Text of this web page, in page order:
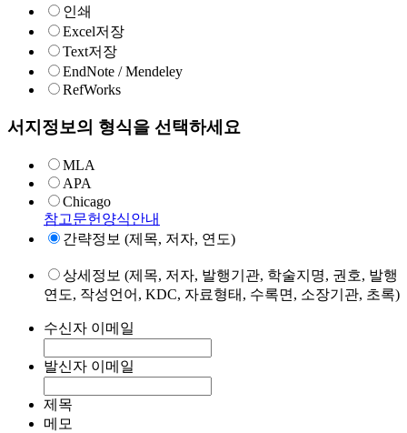
인쇄
Excel저장
Text저장
EndNote / Mendeley
RefWorks
서지정보의 형식을 선택하세요
MLA
APA
Chicago
참고문헌양식안내
간략정보 (제목, 저자, 연도)
상세정보 (제목, 저자, 발행기관, 학술지명, 권호, 발행
연도, 작성언어, KDC, 자료형태, 수록면, 소장기관, 초록)
수신자 이메일
발신자 이메일
제목
메모